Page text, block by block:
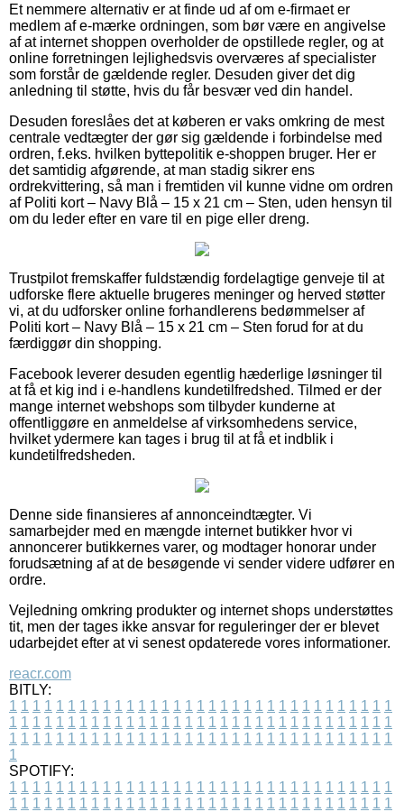
Et nemmere alternativ er at finde ud af om e-firmaet er
medlem af e-mærke ordningen, som bør være en angivelse
af at internet shoppen overholder de opstillede regler, og at
online forretningen lejlighedsvis overværes af specialister
som forstår de gældende regler. Desuden giver det dig
anledning til støtte, hvis du får besvær ved din handel.
Desuden foreslåes det at køberen er vaks omkring de mest
centrale vedtægter der gør sig gældende i forbindelse med
ordren, f.eks. hvilken byttepolitik e-shoppen bruger. Her er
det samtidig afgørende, at man stadig sikrer ens
ordrekvittering, så man i fremtiden vil kunne vidne om ordren
af Politi kort – Navy Blå – 15 x 21 cm – Sten, uden hensyn til
om du leder efter en vare til en pige eller dreng.
Trustpilot fremskaffer fuldstændig fordelagtige genveje til at
udforske flere aktuelle brugeres meninger og herved støtter
vi, at du udforsker online forhandlerens bedømmelser af
Politi kort – Navy Blå – 15 x 21 cm – Sten forud for at du
færdiggør din shopping.
Facebook leverer desuden egentlig hæderlige løsninger til
at få et kig ind i e-handlens kundetilfredshed. Tilmed er der
mange internet webshops som tilbyder kunderne at
offentliggøre en anmeldelse af virksomhedens service,
hvilket ydermere kan tages i brug til at få et indblik i
kundetilfredsheden.
Denne side finansieres af annonceindtægter. Vi
samarbejder med en mængde internet butikker hvor vi
annoncerer butikkernes varer, og modtager honorar under
forudsætning af at de besøgende vi sender videre udfører en
ordre.
Vejledning omkring produkter og internet shops understøttes
tit, men der tages ikke ansvar for reguleringer der er blevet
udarbejdet efter at vi senest opdaterede vores informationer.
reacr.com
BITLY:
1 1 1 1 1 1 1 1 1 1 1 1 1 1 1 1 1 1 1 1 1 1 1 1 1 1 1 1 1 1 1 1 1
1 1 1 1 1 1 1 1 1 1 1 1 1 1 1 1 1 1 1 1 1 1 1 1 1 1 1 1 1 1 1 1 1
1 1 1 1 1 1 1 1 1 1 1 1 1 1 1 1 1 1 1 1 1 1 1 1 1 1 1 1 1 1 1 1 1
1
SPOTIFY:
1 1 1 1 1 1 1 1 1 1 1 1 1 1 1 1 1 1 1 1 1 1 1 1 1 1 1 1 1 1 1 1 1
1 1 1 1 1 1 1 1 1 1 1 1 1 1 1 1 1 1 1 1 1 1 1 1 1 1 1 1 1 1 1 1 1